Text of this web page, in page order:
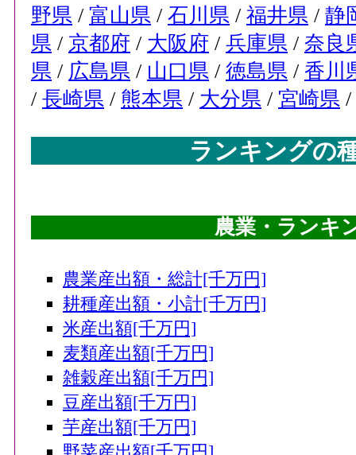
野県 / 富山県 / 石川県 / 福井県 / 静
県 / 京都府 / 大阪府 / 兵庫県 / 奈良
県 / 広島県 / 山口県 / 徳島県 / 香川
/ 長崎県 / 熊本県 / 大分県 / 宮崎県 /
ランキングの
農業・ランキ
農業産出額・総計[千万円]
耕種産出額・小計[千万円]
米産出額[千万円]
麦類産出額[千万円]
雑穀産出額[千万円]
豆産出額[千万円]
芋産出額[千万円]